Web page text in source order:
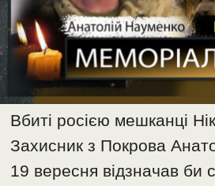
Вбиті росією мешканці
Захисник з Покрова
19 вересня відзначав би